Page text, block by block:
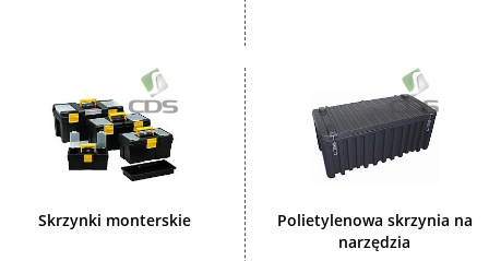
Skrzynki monterskie
Polietylenowa skrzynia na
narzędzia